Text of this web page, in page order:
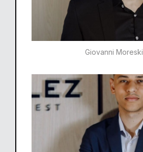
Giovanni Moreski